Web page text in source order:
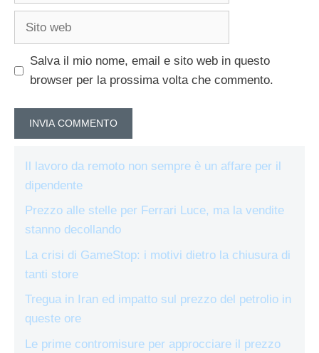
Sito
Salva il mio nome, email e sito web in questo
browser per la prossima volta che commento.
Il lavoro da remoto non sempre è un affare per il
dipendente
Prezzo alle stelle per Ferrari Luce, ma la vendite
stanno decollando
La crisi di GameStop: i motivi dietro la chiusura di
tanti store
Tregua in Iran ed impatto sul prezzo del petrolio in
queste ore
Le prime contromisure per approcciare il prezzo